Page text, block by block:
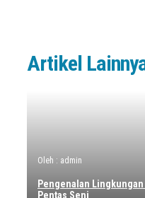
Artikel
Oleh : admin
Pengenalan
Pentas Seni